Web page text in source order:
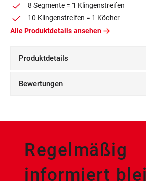
8 Segmente = 1 Klingenstreifen
10 Klingenstreifen = 1 Köcher
Alle Produktdetails ansehen
Produktdetails
Bewertungen
Regelmäßig
informiert